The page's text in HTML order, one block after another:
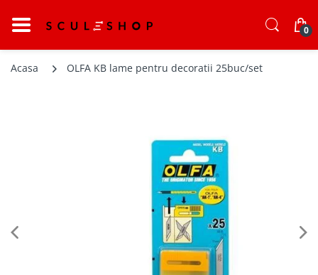
0
Acasa OLFA KB lame pentru decoratii 25buc/set